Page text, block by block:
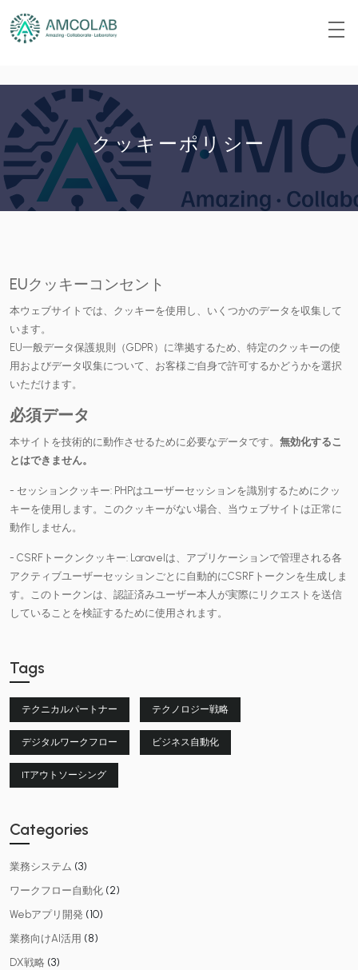
クッキーポリシー
EUクッキーコンセント
本ウェブサイトでは、クッキーを使用し、いくつかのデータを収集して
います。
EU一般データ保護規則（GDPR）に準拠するため、特定のクッキーの使
用およびデータ収集について、お客様ご自身で許可するかどうかを選択
いただけます。
必須データ
本サイトを技術的に動作させるために必要なデータです。 無効化するこ
とはできません。
- セッションクッキー: PHPはユーザーセッションを識別するためにクッ
キーを使用します。このクッキーがない場合、当ウェブサイトは正常に
動作しません。
- CSRFトークンクッキー: Laravelは、アプリケーションで管理される各
アクティブユーザーセッションごとに自動的にCSRFトークンを生成しま
す。このトークンは、認証済みユーザー本人が実際にリクエストを送信
していることを検証するために使用されます。
Tags
テクニカルパートナー テクノロジー戦略
デジタルワークフロー ビジネス自動化
ITアウトソーシング
Categories
業務システム (3)
ワークフロー自動化 (2)
Webアプリ開発 (10)
業務向けAI活用 (8)
DX戦略 (3)